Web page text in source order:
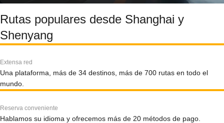
Rutas populares desde Shanghai y
Shenyang
Extensa red
Una plataforma, más de 34 destinos, más de 700 rutas en todo el
mundo.
Reserva conveniente
Hablamos su idioma y ofrecemos más de 20 métodos de pago.